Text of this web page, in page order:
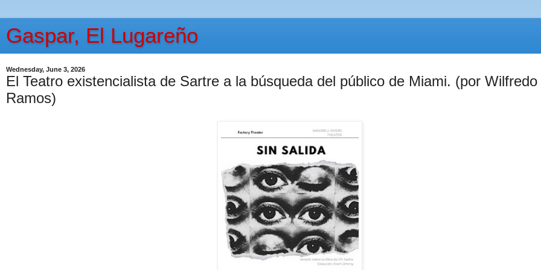
Gaspar, El Lugareño
Wednesday, June 3, 2026
El Teatro existencialista de Sartre a la búsqueda del público de Miami. (por Wilfredo
Ramos)